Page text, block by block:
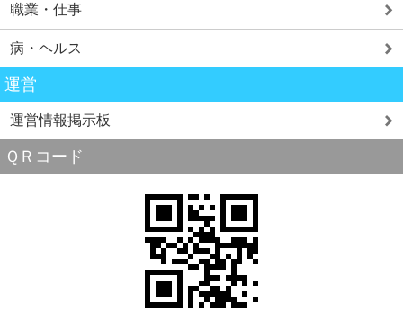
職業・仕事
病・ヘルス
運営
運営情報掲示板
ＱＲコード